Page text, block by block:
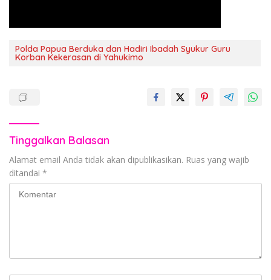
Polda Papua Berduka dan Hadiri Ibadah Syukur Guru
Korban Kekerasan di Yahukimo
Tinggalkan Balasan
Alamat email Anda tidak akan dipublikasikan. Ruas yang wajib
ditandai *